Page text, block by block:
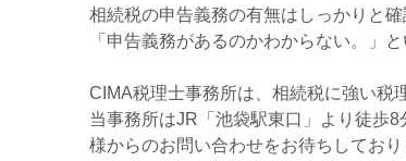
相続税の申告義務の有無はしっかりと確
「申告義務があるのかわからない。」
CIMA税理士事務所は、相続税に強い税
当事務所はJR「池袋駅東口」より徒歩
様からのお問い合わせをお待ちしており